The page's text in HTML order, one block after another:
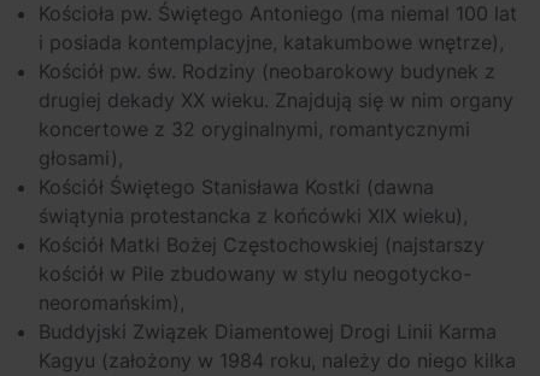
Kościoła pw. Świętego Antoniego (ma niemal 100 lat
i posiada kontemplacyjne, katakumbowe wnętrze),
Kościół pw. św. Rodziny (neobarokowy budynek z
drugiej dekady XX wieku. Znajdują się w nim organy
koncertowe z 32 oryginalnymi, romantycznymi
głosami),
Kościół Świętego Stanisława Kostki (dawna
świątynia protestancka z końcówki XIX wieku),
Kościół Matki Bożej Częstochowskiej (najstarszy
kościół w Pile zbudowany w stylu neogotycko-
neoromańskim),
Buddyjski Związek Diamentowej Drogi Linii Karma
Kagyu (założony w 1984 roku, należy do niego kilka